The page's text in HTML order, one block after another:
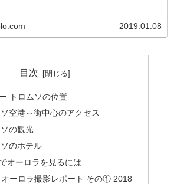
2019.01.08
目次
トロムソの位置
ソ空港⇔街中心のアクセス
ソの観光
ソのホテル
オーロラを見るには
オーロラ撮影レポート その① 2018